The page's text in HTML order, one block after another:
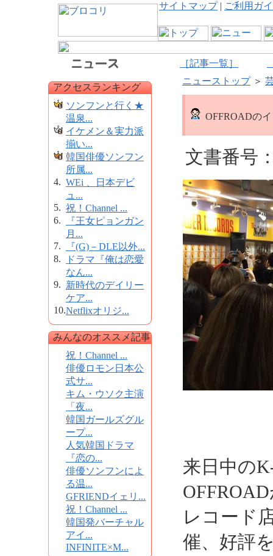
サイトマップ| ご利用ガ
［記事一覧］
アクセスランキング
ソンフンと行く★
温泉...
イケメン＆実力派
揃い...
韓国俳優ソンフン
所属...
4. WEi 、日本デビ
ュ...
5. 祝！Channel ...
6.
『王女ピョンガン
月...
7.
『(G)－DLE以外...
8.
ドラマ『俺は恋愛
なん...
9. 新時代のデイリー
ケア...
10.Netflixオリジ...
みんなのオススメ記事
祝！Channel ...
俳優ロモン日本公
式サ...
キム・ウソク主演
「夜...
韓国ガールズグル
ープ...
人気韓国ドラマ
『恋の...
俳優ソンフンによ
る温...
GFRIENDイェリ...
祝！Channel ...
韓国発バーチャル
アイ...
INFINITE×M...
ニューストップ＞
OFFROADの
文書番号
来日中の
レコード
催、好評